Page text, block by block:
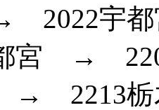
2022宇
都宮 →
→ 2213